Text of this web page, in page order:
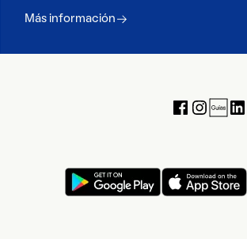
Más información